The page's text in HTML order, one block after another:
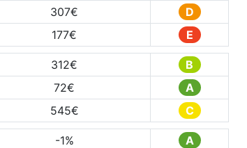
307€
D
177€ E
312€
B
72€
A
545€ C
-1%
A